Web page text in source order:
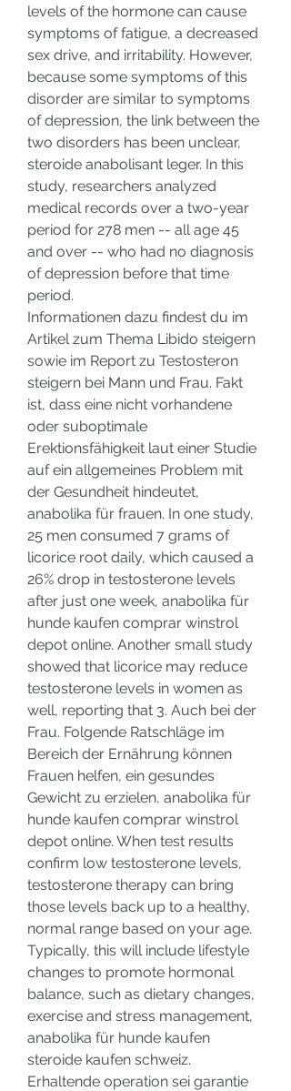
levels of the hormone can cause
symptoms of fatigue, a decreased
sex drive, and irritability. However,
because some symptoms of this
disorder are similar to symptoms
of depression, the link between the
two disorders has been unclear,
steroide anabolisant leger. In this
study, researchers analyzed
medical records over a two-year
period for 278 men -- all age 45
and over -- who had no diagnosis
of depression before that time
period.
Informationen dazu findest du im
Artikel zum Thema Libido steigern
sowie im Report zu Testosteron
steigern bei Mann und Frau. Fakt
ist, dass eine nicht vorhandene
oder suboptimale
Erektionsfähigkeit laut einer Studie
auf ein allgemeines Problem mit
der Gesundheit hindeutet,
anabolika für frauen. In one study,
25 men consumed 7 grams of
licorice root daily, which caused a
26% drop in testosterone levels
after just one week, anabolika für
hunde kaufen comprar winstrol
depot online. Another small study
showed that licorice may reduce
testosterone levels in women as
well, reporting that 3. Auch bei der
Frau. Folgende Ratschläge im
Bereich der Ernährung können
Frauen helfen, ein gesundes
Gewicht zu erzielen, anabolika für
hunde kaufen comprar winstrol
depot online. When test results
confirm low testosterone levels,
testosterone therapy can bring
those levels back up to a healthy,
normal range based on your age.
Typically, this will include lifestyle
changes to promote hormonal
balance, such as dietary changes,
exercise and stress management,
anabolika für hunde kaufen
steroide kaufen schweiz.
Erhaltende operation sei garantie